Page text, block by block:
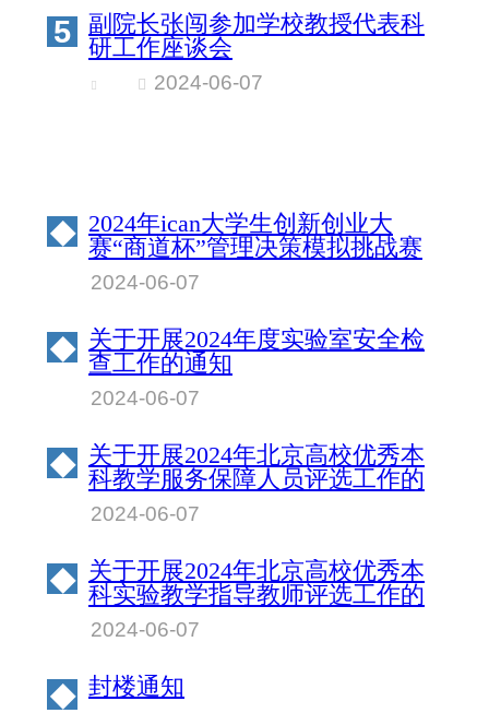
5
副院长张闯参加学校教授代表科
研工作座谈会
2024-06-07
◆ 2024年ican大学生创新创业大
赛“商道杯”管理决策模拟挑战赛
北京物资学院校园赛成绩公示
2024-06-07
◆ 关于开展2024年度实验室安全检
查工作的通知
2024-06-07
◆ 关于开展2024年北京高校优秀本
科教学服务保障人员评选工作的
通知
2024-06-07
◆ 关于开展2024年北京高校优秀本
科实验教学指导教师评选工作的
通知
2024-06-07
◆ 封楼通知